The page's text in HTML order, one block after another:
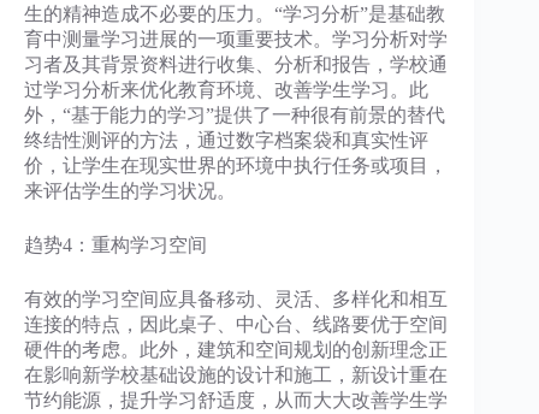
生的精神造成不必要的压力。“学习分析”是基础教
育中测量学习进展的一项重要技术。学习分析对学
习者及其背景资料进行收集、分析和报告，学校通
过学习分析来优化教育环境、改善学生学习。此
外，“基于能力的学习”提供了一种很有前景的替代
终结性测评的方法，通过数字档案袋和真实性评
价，让学生在现实世界的环境中执行任务或项目，
来评估学生的学习状况。
趋势4：重构学习空间
有效的学习空间应具备移动、灵活、多样化和相互
连接的特点，因此桌子、中心台、线路要优于空间
硬件的考虑。此外，建筑和空间规划的创新理念正
在影响新学校基础设施的设计和施工，新设计重在
节约能源，提升学习舒适度，从而大大改善学生学